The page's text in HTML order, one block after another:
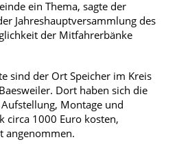
ein Thema, sagte der
Jahreshauptversammlung des
der Mitfahrerbänke
sind der Ort Speicher im Kreis
Dort haben sich die
Montage und
circa 1000 Euro kosten,
angenommen.